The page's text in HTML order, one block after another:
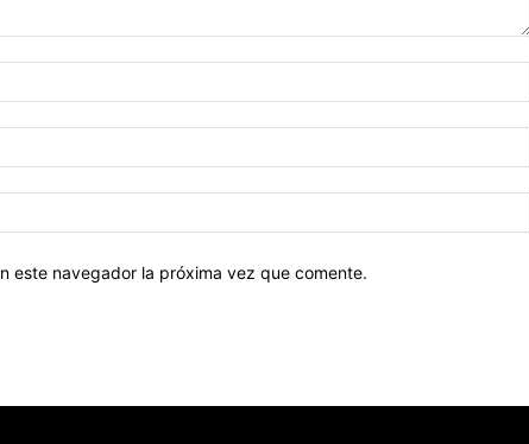
este navegador la próxima vez que comente.